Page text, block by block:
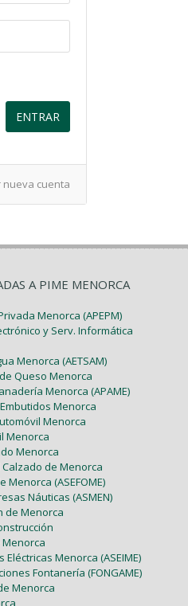
ENTRAR
nueva cuenta
A PIME MENORCA
Menorca (APEPM)
y Serv. Informática
Menorca (AETSAM)
Queso Menorca
Menorca (APAME)
Menorca
Menorca
Menorca
Menorca
Calzado de Menorca
Menorca (ASEFOME)
Náuticas (ASMEN)
de Menorca
Menorca
Eléctricas Menorca (ASEIME)
Fontanería (FONGAME)
Menorca